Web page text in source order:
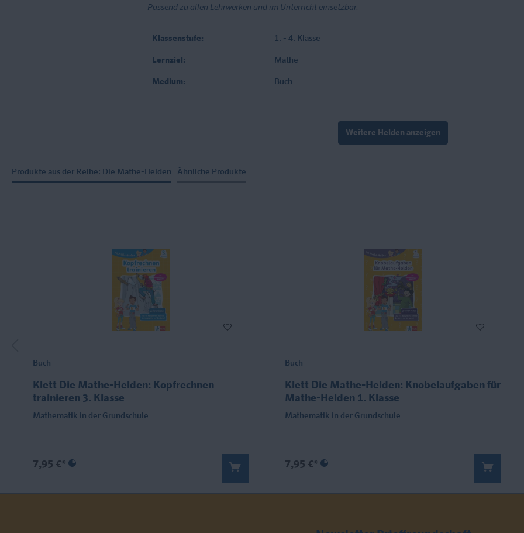
Passend zu allen Lehrwerken und im Unterricht einsetzbar.
Klassenstufe: 1. - 4. Klasse
Lernziel: Mathe
Medium: Buch
Weitere Helden anzeigen
Produkte aus der Reihe: Die Mathe-Helden Ähnliche Produkte
Buch
Klett Die Mathe-Helden: Kopfrechnen
trainieren 3. Klasse
Mathematik in der Grundschule
7,95 €*
Buch
Klett Die Mathe-Helden: Knobelaufgaben für
Mathe-Helden 1. Klasse
Mathematik in der Grundschule
7,95 €*